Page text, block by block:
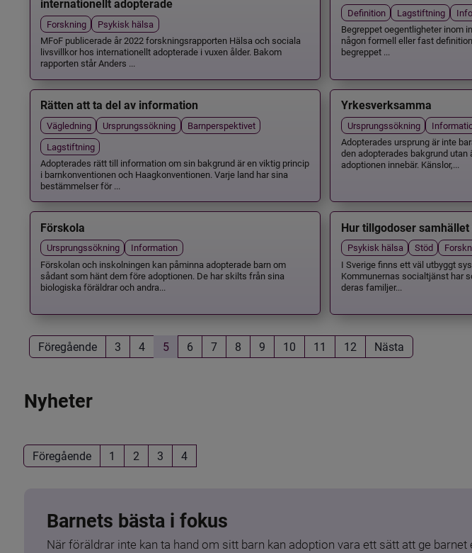
internationellt adopterade
Forskning
Psykisk hälsa
MFoF publicerade år 2022 forskningsrapporten Hälsa och sociala
livsvillkor hos internationellt adopterade i vuxen ålder. Bakom
rapporten står Anders ...
Definition Lagstiftning
Begreppet oegentligheter inom
någon formell eller fast
begreppet ...
Rätten att ta del av information
Vägledning Ursprungssökning
Barnperspektivet
Lagstiftning
Adopterades rätt till information om sin bakgrund är en viktig princip
i barnkonventionen och Haagkonventionen. Varje land har sina
bestämmelser för ...
Yrkesverksamma
Ursprungssökning
Adopterades ursprung är inte
den adopterades bakgrund
adoptionen innebär. Känslor,...
Förskola
Ursprungssökning
Information
Förskolan och inskolningen kan påminna adopterade barn om
sådant som hänt dem före adoptionen. De har skilts från sina
biologiska föräldrar och andra...
Hur tillgodoser
Psykisk hälsa Stöd
I Sverige finns ett väl utbyggt
Kommunernas socialtjänst har
deras familjer...
Föregående 3 4 5 6 7 8 9 10 11 12 Nästa
Nyheter
Föregående 1 2 3 4
Barnets bästa i fokus
När föräldrar inte kan ta hand om sitt barn kan adoption vara ett sätt att ge